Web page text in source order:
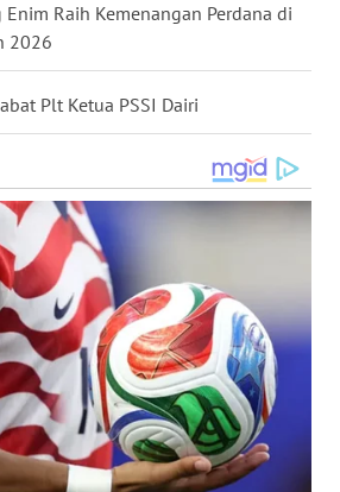
Enim Raih Kemenangan Perdana di
2026
Plt Ketua PSSI Dairi